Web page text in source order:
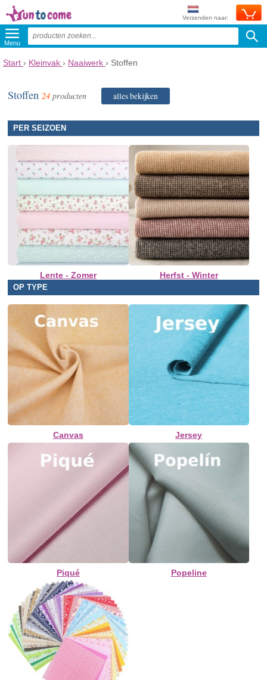
Verzenden naar:
Menu
Start › Kleinvak › Naaiwerk › Stoffen
Stoffen24 producten alles bekijken
PER SEIZOEN
Lente - Zomer Herfst - Winter
OP TYPE
Canvas Jersey
Piqué Popeline